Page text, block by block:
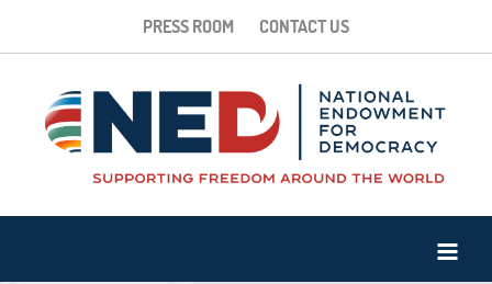
PRESS ROOM CONTACT US